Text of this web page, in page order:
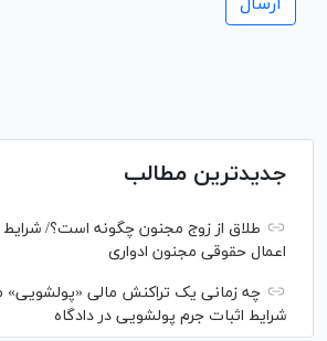
جدیدترین مطالب
طلاق از زوج مجنون چگونه است؟/ شرایط
اعمال حقوقی مجنون ادواری
چه زمانی یک تراکنش مالی
شرایط اثبات جرم پولشویی در دادگاه